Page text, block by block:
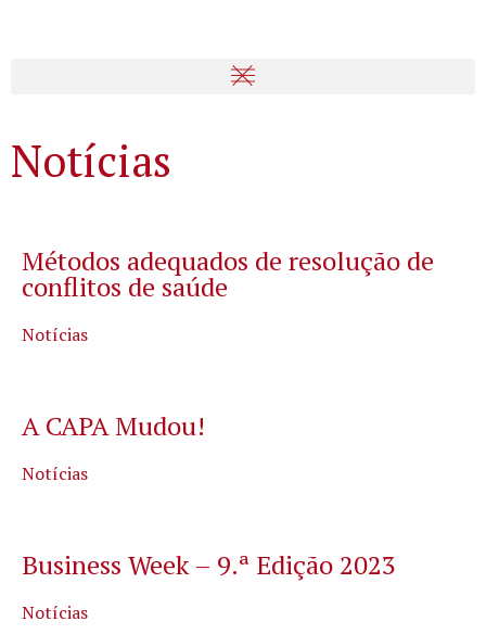
Notícias
Métodos adequados de resolução de
conflitos de saúde
Notícias
A CAPA Mudou!
Notícias
Business Week – 9.ª Edição 2023
Notícias